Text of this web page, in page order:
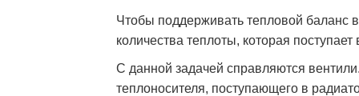
Чтобы поддерживать тепловой баланс
количества теплоты, которая
С данной задачей справляются
теплоносителя, поступающего в